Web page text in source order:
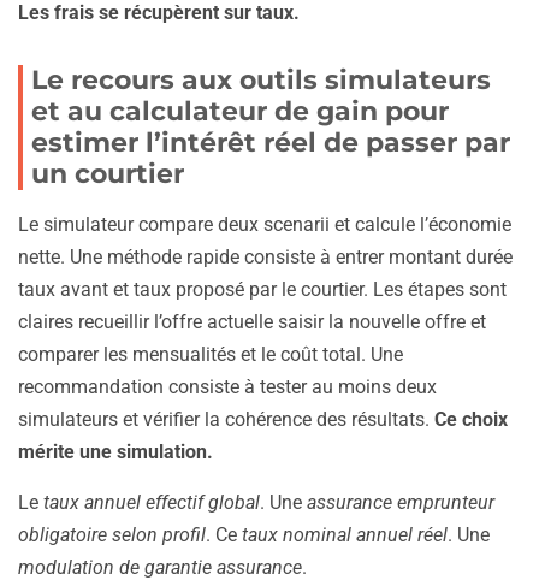
Les frais se récupèrent sur taux.
Le recours aux outils simulateurs
et au calculateur de gain pour
estimer l’intérêt réel de passer par
un courtier
Le simulateur compare deux scenarii et calcule l’économie
nette. Une méthode rapide consiste à entrer montant durée
taux avant et taux proposé par le courtier. Les étapes sont
claires recueillir l’offre actuelle saisir la nouvelle offre et
comparer les mensualités et le coût total. Une
recommandation consiste à tester au moins deux
simulateurs et vérifier la cohérence des résultats. Ce choix
mérite une simulation.
Le taux annuel effectif global. Une assurance emprunteur
obligatoire selon profil. Ce taux nominal annuel réel. Une
modulation de garantie assurance.